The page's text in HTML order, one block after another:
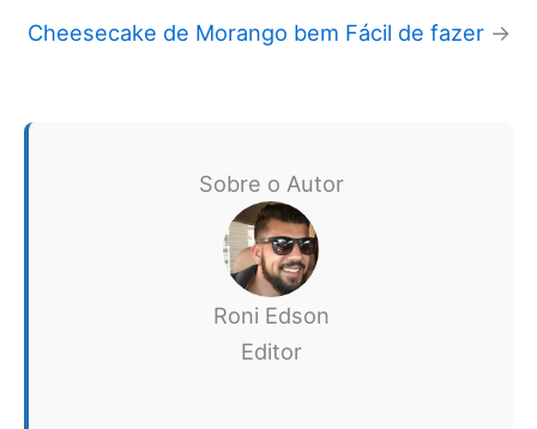
Cheesecake de Morango bem Fácil de fazer→
Sobre o Autor
Roni Edson
Editor